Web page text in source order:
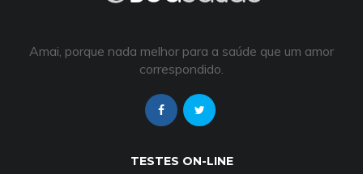
Amai, porque nada melhor para a saúde que um amor
correspondido.
TESTES ON-LINE